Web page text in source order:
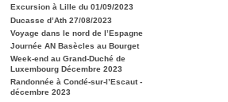
Excursion à Lille du 01/09/2023
Ducasse d’Ath 27/08/2023
Voyage dans le nord de l’Espagne
Journée AN Basècles au Bourget
Week-end au Grand-Duché de
Luxembourg Décembre 2023
Randonnée à Condé-sur-l’Escaut -
décembre 2023